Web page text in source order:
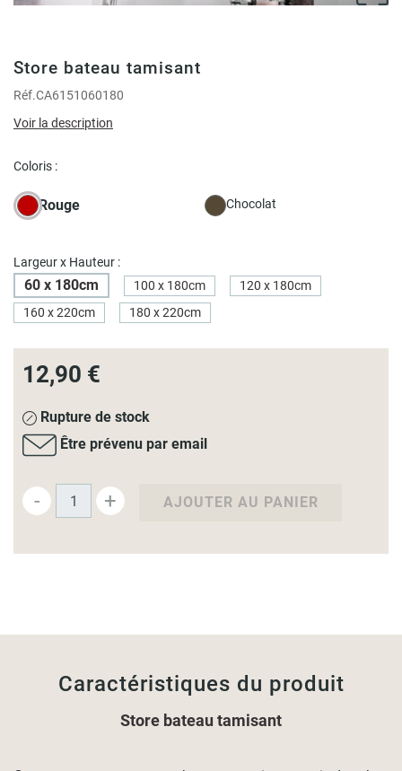
Store bateau tamisant
Réf.CA6151060180
Voir la description
Coloris :
Rouge Chocolat
Largeur x Hauteur :
60 x 180cm 100 x 180cm
120 x 180cm
160 x 220cm
180 x 220cm
12,90 €
Rupture de stock
Être prévenu par email
- + AJOUTER AU PANIER
Caractéristiques du produit
Store bateau tamisant